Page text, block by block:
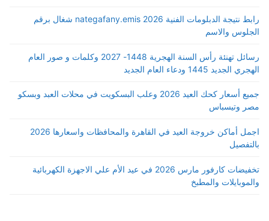
رابط نتيجة الدبلومات الفنية 2026 nategafany.emis شغال برقم
الجلوس والاسم
رسائل تهنئة رأس السنة الهجرية 1448- 2027 وكلمات و صور العام
الهجري الجديد 1445 ودعاء العام الجديد
جميع أسعار كحك العيد 2026 وعلب البسكويت في محلات العبد وبسكو
مصر وتيسباس
اجمل أماكن خروجة العيد في القاهرة والمحافظات واسعارها 2026
بالتفصيل
تخفيضات كارفور مارس 2026 في عيد الأم علي الاجهزة الكهربائية
والموبايلات والمطبخ